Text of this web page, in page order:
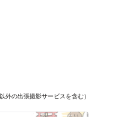
の出張撮影サービスを含む）